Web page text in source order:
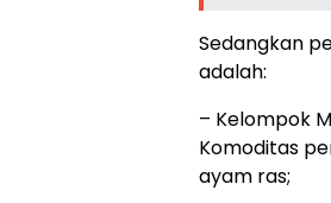
Sedangkan
adalah:
– Kelompok
Komoditas
ayam ras;